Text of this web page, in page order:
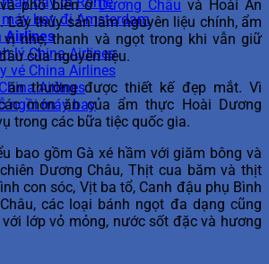
máy bay đi Amsterdam
Airlines
lý China Airlines
vé China Airlines
Airlines
ngồi máy bay
phổ biến ởDương Châu và Hoài An
Lấy thủy sản làm nguyên liệu chính, ẩm
nhẹ, thanh và ngọt trong khi vẫn giữ
của nguyên liệu.
ăn thường được thiết kế đẹp mắt. Vì
món ăn của ẩm thực Hoài Dương
trong các bữa tiệc quốc gia.
bao gồm Gà xé hầm với giăm bông và
Dương Châu, Thịt cua băm và thịt
con sóc, Vịt ba tổ, Canh đậu phụ Bình
các loại bánh ngọt đa dạng cũng
lớp vỏ mỏng, nước sốt đặc và hương